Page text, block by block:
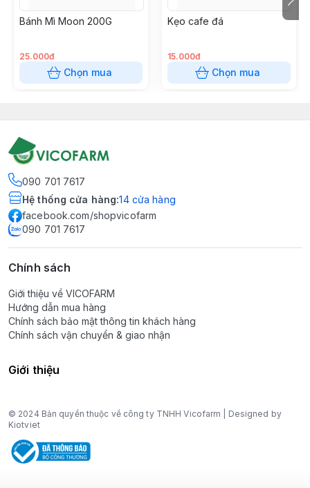
Bánh Mì Moon 200G
25.000đ
Chọn mua
Kẹo cafe đá
15.000đ
Chọn mua
090 701 7617
Hệ thống cửa hàng:14 cửa hàng
facebook.com/shopvicofarm
090 701 7617
Chính sách
Giới thiệu về VICOFARM
Hướng dẫn mua hàng
Chính sách bảo mật thông tin khách hàng
Chính sách vận chuyển & giao nhận
Giới thiệu
© 2024 Bản quyền thuộc về công ty TNHH Vicofarm | Designed by
Kiotviet